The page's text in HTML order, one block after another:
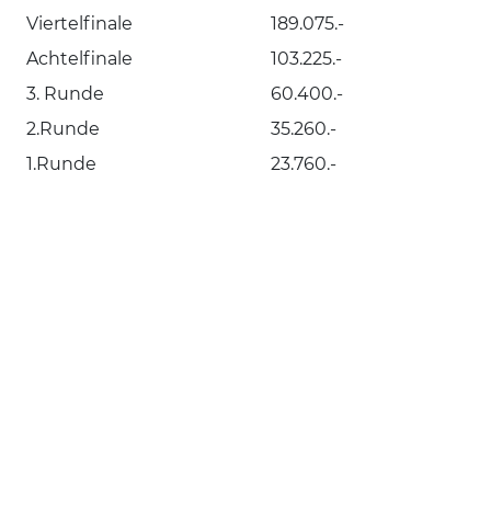
Viertelfinale
189.075.-
Achtelfinale
103.225.-
3. Runde
60.400.-
2.Runde
35.260.-
1.Runde
23.760.-